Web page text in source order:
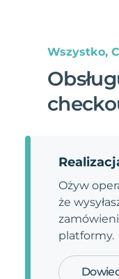
Wszystko,
Ożyw
że
platformy.